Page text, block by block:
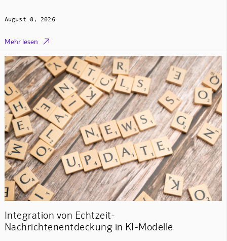
August 8, 2026
Mehr lesen 
Integration von Echtzeit-
Nachrichtenentdeckung in KI-Modelle